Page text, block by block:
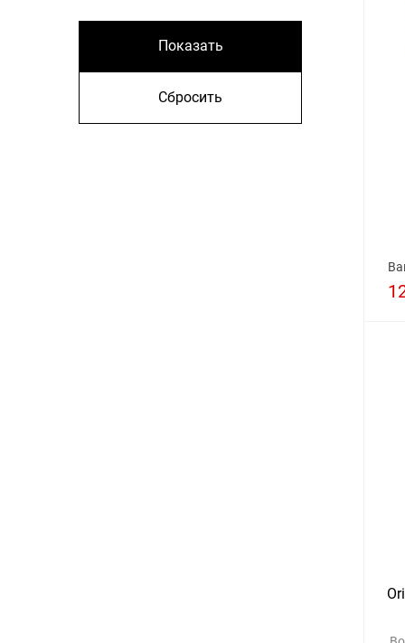
Показать
Сбросить